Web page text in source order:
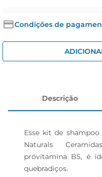
Condições de
Descrição
Esse kit de
Naturals
próvitamina B5, é
quebradiços.
iogurte